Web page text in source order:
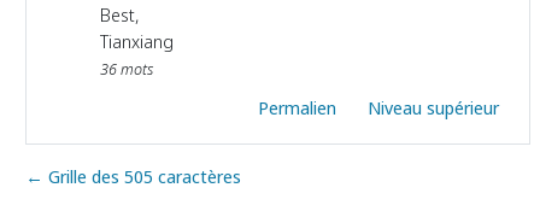
Best,
Tianxiang
36 mots
Permalien Niveau supérieur
← Grille des 505 caractères